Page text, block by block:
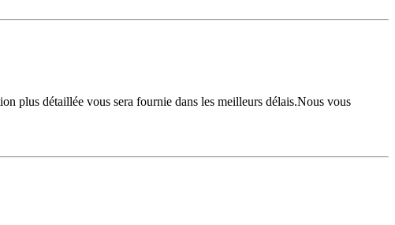
plus détaillée vous sera fournie dans les meilleurs délais.Nous vous